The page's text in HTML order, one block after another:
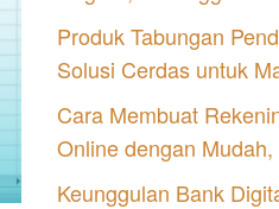
Produk Tabungan
Solusi Cerdas untuk
Cara Membuat
Online dengan
Keunggulan Bank